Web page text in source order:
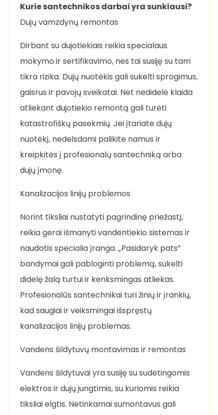
Kurie santechnikos darbai yra sunkiausi?
Dujų vamzdynų remontas
Dirbant su dujotiekiais reikia specialaus
mokymo ir sertifikavimo, nes tai susiję su tam
tikra rizika. Dujų nuotėkis gali sukelti sprogimus,
gaisrus ir pavojų sveikatai. Net nedidelė klaida
atliekant dujotiekio remontą gali turėti
katastrofiškų pasekmių. Jei įtariate dujų
nuotėkį, nedelsdami palikite namus ir
kreipkitės į profesionalų santechniką arba
dujų įmonę.
Kanalizacijos linijų problemos
Norint tiksliai nustatyti pagrindinę priežastį,
reikia gerai išmanyti vandentiekio sistemas ir
naudotis specialia įranga. „Pasidaryk pats”
bandymai gali pabloginti problemą, sukelti
didelę žalą turtui ir kenksmingas atliekas.
Profesionalūs santechnikai turi žinių ir įrankių,
kad saugiai ir veiksmingai išspręstų
kanalizacijos linijų problemas.
Vandens šildytuvų montavimas ir remontas
Vandens šildytuvai yra susiję su sudėtingomis
elektros ir dujų jungtimis, su kuriomis reikia
tiksliai elgtis. Netinkamai sumontavus gali